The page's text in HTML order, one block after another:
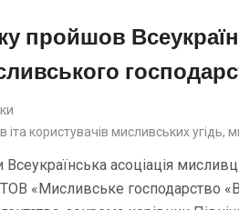
пройшов
іта користувачів мисливських угідь,
Всеукраїнська асоціація
«Мисливське господарство